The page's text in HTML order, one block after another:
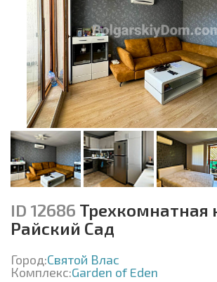
ID 12686 Трехкомнатная
Райский Сад
Город:Святой Влас
Комплекс:Garden of Eden